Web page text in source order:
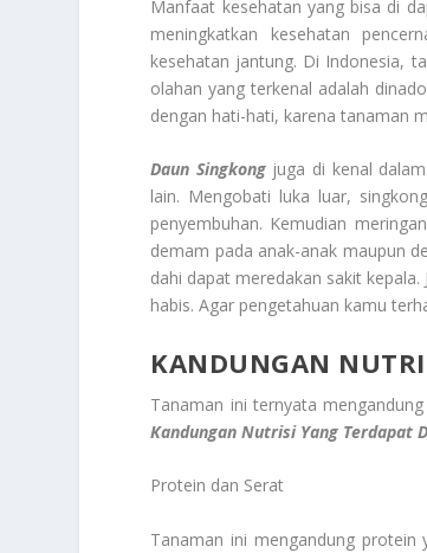
Manfaat kesehatan yang bisa di
meningkatkan kesehatan
kesehatan jantung. Di Indonesia,
olahan yang terkenal adalah
dengan hati-hati, karena tanaman
Daun Singkongjuga di kenal
lain. Mengobati luka luar,
penyembuhan. Kemudian
demam pada anak-anak maupun
dahi dapat meredakan sakit
habis. Agar pengetahuan kamu
KANDUNGAN
Tanaman ini ternyata
Kandungan Nutrisi Yang Terdapat
Protein dan Serat
Tanaman ini mengandung protein